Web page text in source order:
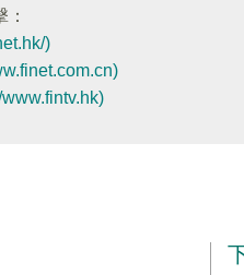
)
www.fintv.hk)